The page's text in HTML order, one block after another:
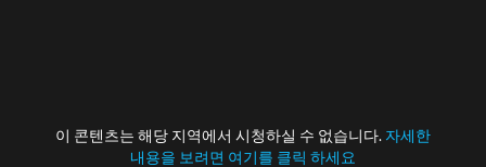
이 콘텐츠는 해당 지역에서 시청하실 수 없습니다. 자세한
내용을 보려면 여기를 클릭 하세요